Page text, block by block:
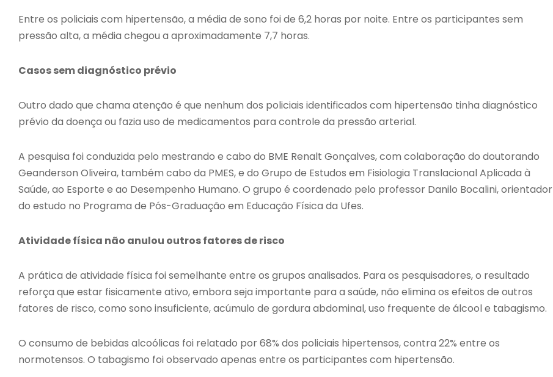
Entre os policiais com hipertensão, a média de sono foi de 6,2 horas por noite. Entre os participantes sem
pressão alta, a média chegou a aproximadamente 7,7 horas.
Casos sem diagnóstico prévio
Outro dado que chama atenção é que nenhum dos policiais identificados com hipertensão tinha diagnóstico
prévio da doença ou fazia uso de medicamentos para controle da pressão arterial.
A pesquisa foi conduzida pelo mestrando e cabo do BME Renalt Gonçalves, com colaboração do doutorando
Geanderson Oliveira, também cabo da PMES, e do Grupo de Estudos em Fisiologia Translacional Aplicada à
Saúde, ao Esporte e ao Desempenho Humano. O grupo é coordenado pelo professor Danilo Bocalini, orientador
do estudo no Programa de Pós-Graduação em Educação Física da Ufes.
Atividade física não anulou outros fatores de risco
A prática de atividade física foi semelhante entre os grupos analisados. Para os pesquisadores, o resultado
reforça que estar fisicamente ativo, embora seja importante para a saúde, não elimina os efeitos de outros
fatores de risco, como sono insuficiente, acúmulo de gordura abdominal, uso frequente de álcool e tabagismo.
O consumo de bebidas alcoólicas foi relatado por 68% dos policiais hipertensos, contra 22% entre os
normotensos. O tabagismo foi observado apenas entre os participantes com hipertensão.